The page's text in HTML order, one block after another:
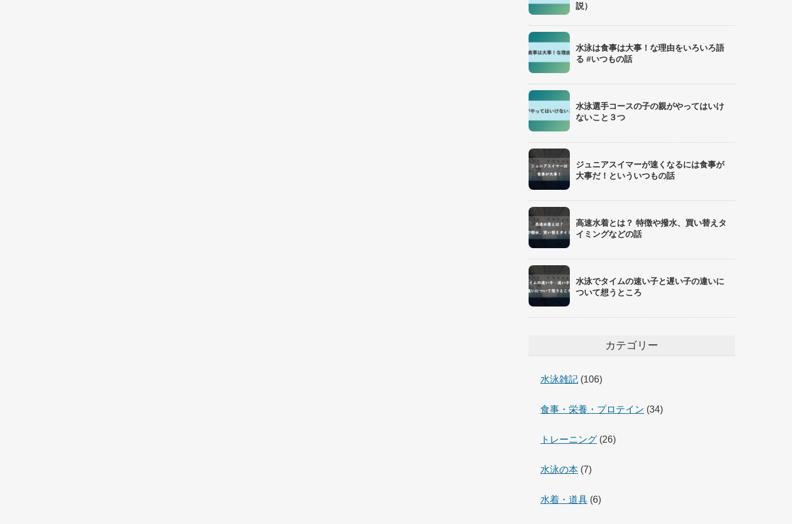
説）
水泳は食事は大事！な理由をいろいろ語
る #いつもの話
水泳選手コースの子の親がやってはいけ
ないこと３つ
ジュニアスイマーが速くなるには食事が
大事だ！といういつもの話
高速水着とは？ 特徴や撥水、買い替えタ
イミングなどの話
水泳でタイムの速い子と遅い子の違いに
ついて想うところ
カテゴリー
水泳雑記 (106)
食事・栄養・プロテイン (34)
トレーニング (26)
水泳の本 (7)
水着・道具 (6)